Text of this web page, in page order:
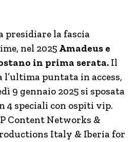
presidiare la fascia
nel 2025 Amadeus e
in prima serata. Il
l’ultima puntata in access,
9 gennaio 2025 si sposata
4 speciali con ospiti vip.
Content Networks &
Italy & Iberia for